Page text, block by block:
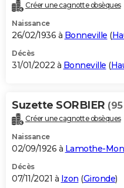
Créer une cagnotte obsèques
Naissance
26/02/1936 à Bonneville (
Décès
31/01/2022 à Bonneville (
Suzette SORBIER
Créer une cagnotte obsèques
Naissance
02/09/1926 à Lamothe-
Décès
07/11/2021 à Izon (Gironde)